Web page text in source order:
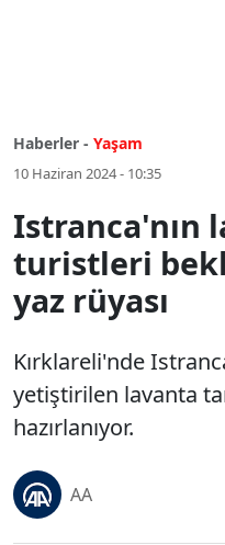
Haberler - Yaşam
10 Haziran 2024 - 10:35
Istranca'nın
turistleri
yaz rüyası
Kırklareli'nde
yetiştirilen lavanta
hazırlanıyor.
AA